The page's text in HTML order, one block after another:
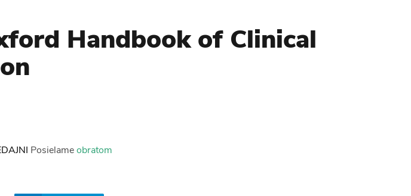
Handbook of Clinical
Posielameobratom